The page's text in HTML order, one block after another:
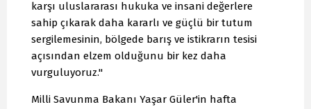
karşı uluslararası hukuka ve insani değerlere
sahip çıkarak daha kararlı ve güçlü bir tutum
sergilemesinin, bölgede barış ve istikrarın tesisi
açısından elzem olduğunu bir kez daha
vurguluyoruz."
Milli Savunma Bakanı Yaşar Güler'in hafta